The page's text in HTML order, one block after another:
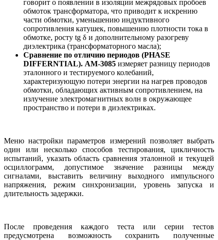
говорит о появлении в изоляции межрядовых пробоев
обмоток трансформатора, что приводит к искрению
части обмотки, уменьшению индуктивного
сопротивления катушек, повышению плотности тока в
обмотке, росту tg δ и дополнительному разогреву
диэлектрика (трансформаторного масла);
Сравнение по отличию периодов (PHASE
DIFFERNTIAL). АМ-3085 измеряет разницу периодов
эталонного и тестируемого колебаний,
характеризующую потери энергии на нагрев проводов
обмотки, обладающих активным сопротивлением, на
излучение электромагнитных волн в окружающее
пространство и потери в диэлектриках.
Меню настройки параметров измерений позволяет выбрать
один или несколько способов тестирования, цикличность
испытаний, указать область сравнения эталонной и текущей
осциллограмм, допустимое значение разницы между
сигналами, выставить величину выходного импульсного
напряжения, режим синхронизации, уровень запуска и
длительность задержки.
После проведения каждого теста или серии тестов
предусмотрена возможность сохранить полученные